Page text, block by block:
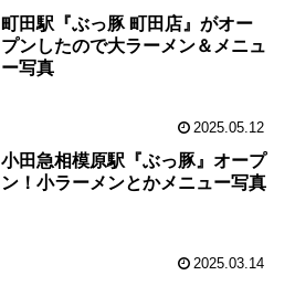
町田駅『ぶっ豚 町田店』がオー
プンしたので大ラーメン＆メニュ
ー写真
2025.05.12
小田急相模原駅『ぶっ豚』オープ
ン！小ラーメンとかメニュー写真
2025.03.14